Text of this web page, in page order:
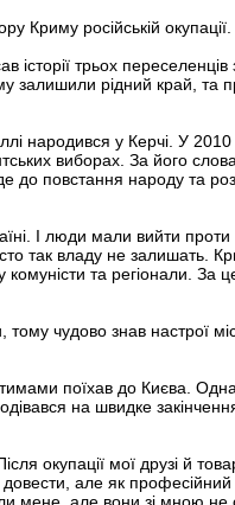
Криму російській окупації.
історії трьох переселенців
залишили рідний край, та
народився у Керчі. У
виборах. За його
до повстання народу та
І люди мали вийти проти
так владу не залишать.
та регіонали. За
тому чудово знав настрої
поїхав до Києва.
на швидке
окупації мої друзі й
але як професійний
мене, але вони зі мною не